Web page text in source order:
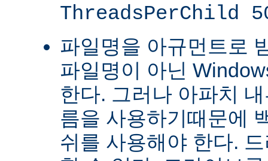
ThreadsPerChild
파일명을 아규먼트로
파일명이 아닌
한다. 그러나 아파치
름을 사용하기때문에
쉬를 사용해야 한다.